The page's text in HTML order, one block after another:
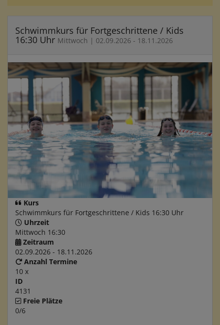
Schwimmkurs für Fortgeschrittene / Kids
16:30 Uhr Mittwoch | 02.09.2026 - 18.11.2026
Kurs
Schwimmkurs für Fortgeschrittene / Kids 16:30 Uhr
Uhrzeit
Mittwoch 16:30
Zeitraum
02.09.2026 - 18.11.2026
Anzahl Termine
10 x
ID
4131
Freie Plätze
0/6